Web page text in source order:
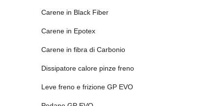
Carene in Black Fiber
Carene in Epotex
Carene in fibra di Carbonio
Dissipatore calore pinze freno
Leve freno e frizione GP EVO